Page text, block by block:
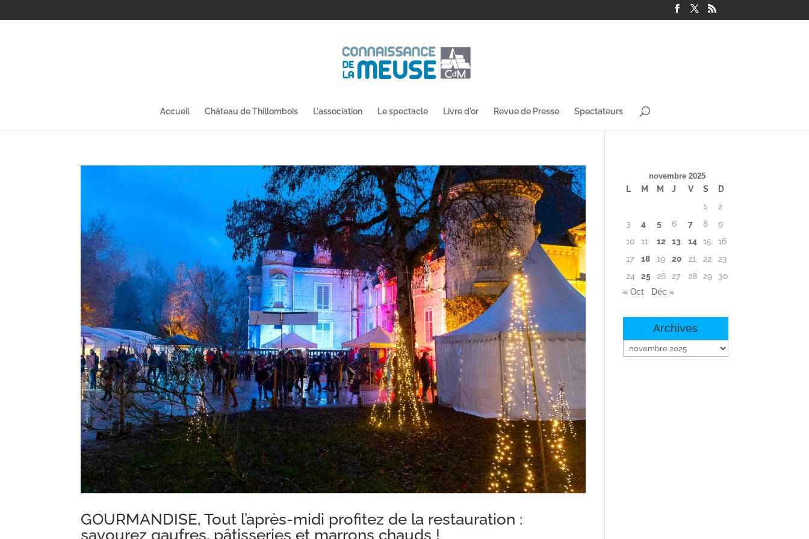
Accueil Château de Thillombois L'association Le spectacle Livre d'or Revue de Presse Spectateurs
GOURMANDISE, Tout l’après-midi profitez de la restauration :
savourez gaufres, pâtisseries et marrons chauds !
novembre 2025
L M M J V S
D
1
2
3
4 5 6 7 8
9
10
11 12 13 14 15
16
17
18 19 20 21 22
23
24
25 26 27 28 29
30
« Oct
Déc »
Archives
Archives